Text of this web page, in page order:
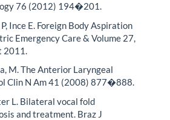
76 (2012) 194�201.
Ince E. Foreign Body Aspiration
Emergency Care & Volume 27,
2011.
M. The Anterior Laryngeal
Clin N Am 41 (2008) 877�888.
L. Bilateral vocal fold
and treatment. Braz J